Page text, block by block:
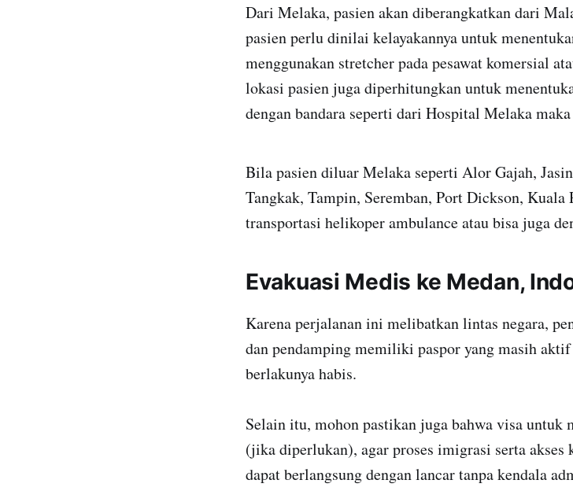
Dari Melaka, pasien akan diberangkatkan dari
pasien perlu dinilai kelayakannya untuk
menggunakan stretcher pada pesawat komersial
lokasi pasien juga diperhitungkan untuk
dengan bandara seperti dari Hospital Melaka
Bila pasien diluar Melaka seperti Alor Gajah,
Tangkak, Tampin, Seremban, Port Dickson,
transportasi helikoper ambulance atau bisa juga
Evakuasi Medis ke Medan,
Karena perjalanan ini melibatkan lintas negara,
dan pendamping memiliki paspor yang masih
berlakunya habis.
Selain itu, mohon pastikan juga bahwa visa untuk
(jika diperlukan), agar proses imigrasi serta
dapat berlangsung dengan lancar tanpa kendala